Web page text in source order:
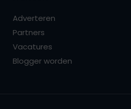
Adverteren
Partners
Vacatures
Blogger worden